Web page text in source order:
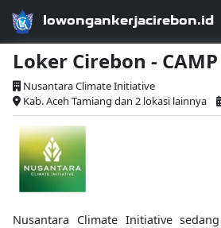
lowongankerjacirebon.id
Loker Cirebon -
Nusantara Climate Initiative
Kab. Aceh Tamiang dan 2 lokasi lainnya
Nusantara Climate Initiative